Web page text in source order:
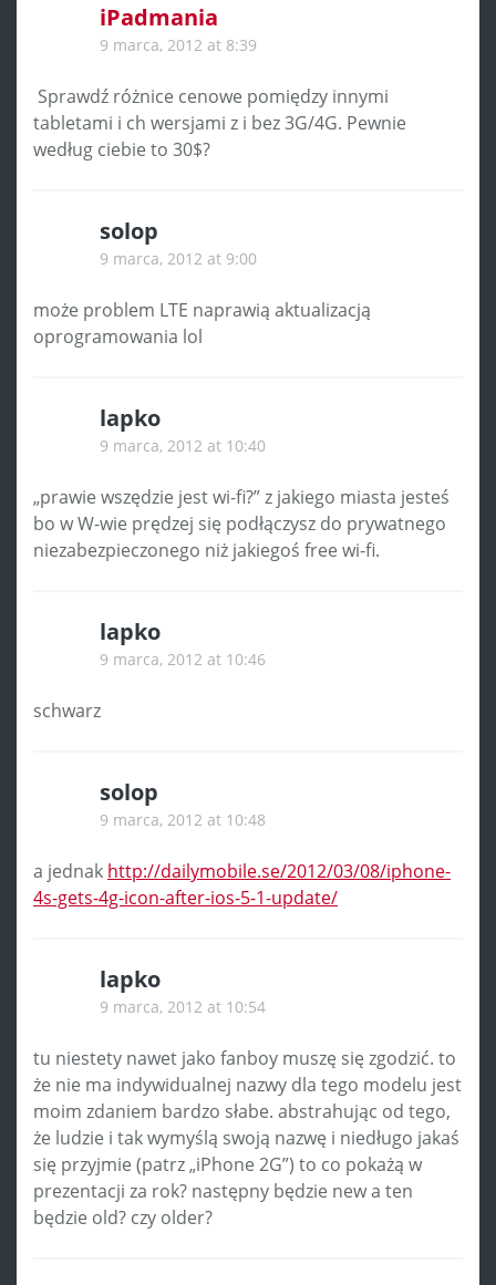
iPadmania
9 marca, 2012 at 8:39
Sprawdź różnice cenowe pomiędzy innymi
tabletami i ch wersjami z i bez 3G/4G. Pewnie
według ciebie to 30$?
solop
9 marca, 2012 at 9:00
może problem LTE naprawią aktualizacją
oprogramowania lol
lapko
9 marca, 2012 at 10:40
„prawie wszędzie jest wi-fi?” z jakiego miasta jesteś
bo w W-wie prędzej się podłączysz do prywatnego
niezabezpieczonego niż jakiegoś free wi-fi.
lapko
9 marca, 2012 at 10:46
schwarz
solop
9 marca, 2012 at 10:48
a jednak http://dailymobile.se/2012/03/08/iphone-
4s-gets-4g-icon-after-ios-5-1-update/
lapko
9 marca, 2012 at 10:54
tu niestety nawet jako fanboy muszę się zgodzić. to
że nie ma indywidualnej nazwy dla tego modelu jest
moim zdaniem bardzo słabe. abstrahując od tego,
że ludzie i tak wymyślą swoją nazwę i niedługo jakaś
się przyjmie (patrz „iPhone 2G”) to co pokażą w
prezentacji za rok? następny będzie new a ten
będzie old? czy older?